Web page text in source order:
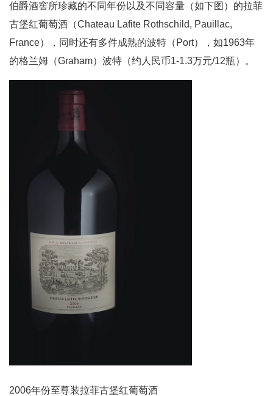
伯爵酒窖所珍藏的不同年份以及不同容量（如下图）的拉菲
古堡红葡萄酒（Chateau Lafite Rothschild, Pauillac,
France），同时还有多件成熟的波特（Port），如1963年
的格兰姆（Graham）波特（约人民币1-1.3万元/12瓶）。
2006年份至尊装拉菲古堡红葡萄酒